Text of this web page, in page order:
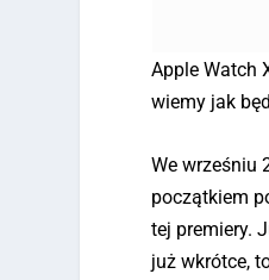
Apple Watch
wiemy jak
We wrześniu
początkiem
tej premiery.
już wkrótce,